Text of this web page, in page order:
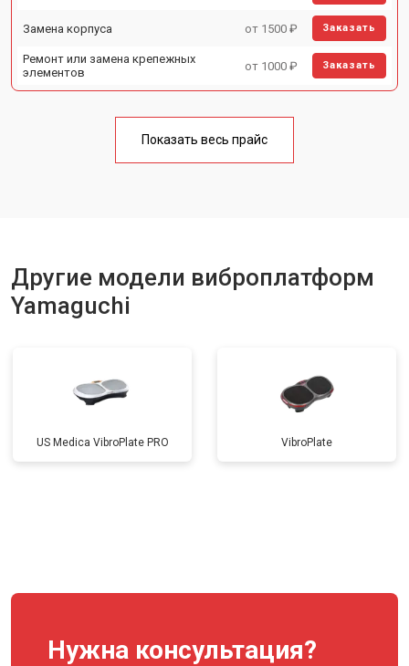
Замена корпуса от 1500 ₽ Заказать
Ремонт или замена крепежных
элементов
от 1000 ₽ Заказать
Показать весь прайс
Другие модели виброплатформ
Yamaguchi
US Medica VibroPlate PRO VibroPlate
Нужна консультация?